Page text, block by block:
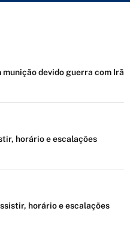
devido guerra com Irã
horário e escalações
horário e escalações